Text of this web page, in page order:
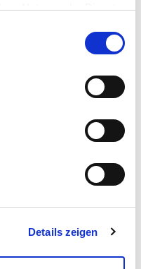
Nutzung der Dienste
Details zeigen
Desk Edugames